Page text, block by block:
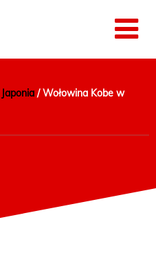
Japonia /Wołowina Kobe w